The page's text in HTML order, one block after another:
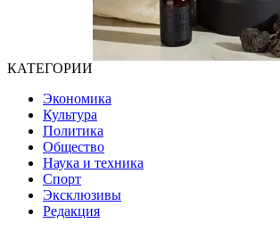
КАТЕГОРИИ
Экономика
Культура
Политика
Общество
Наука и техника
Спорт
Эксклюзивы
Редакция